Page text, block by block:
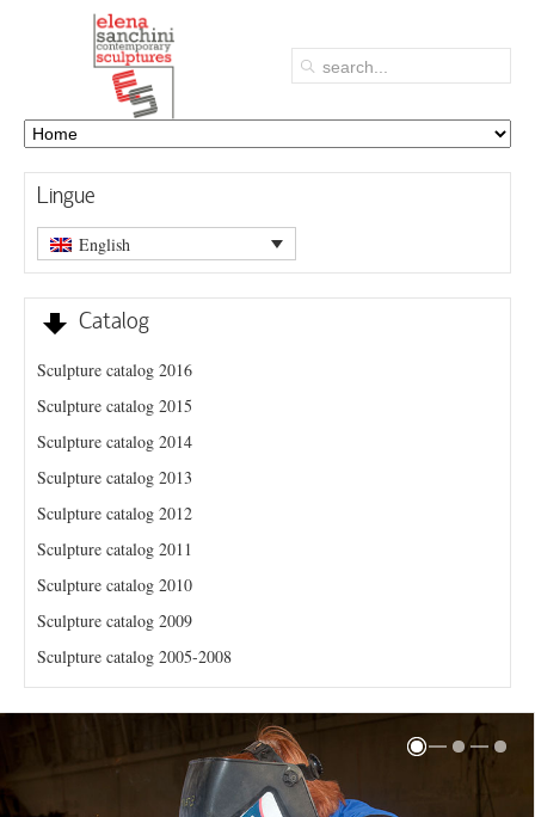
Lingue
English
Catalog
Sculpture catalog 2016
Sculpture catalog 2015
Sculpture catalog 2014
Sculpture catalog 2013
Sculpture catalog 2012
Sculpture catalog 2011
Sculpture catalog 2010
Sculpture catalog 2009
Sculpture catalog 2005-2008